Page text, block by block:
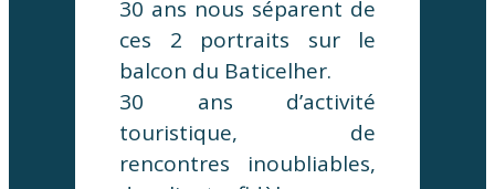
30 ans nous séparent de
ces 2 portraits sur le
balcon du Baticelher.
30 ans d’activité
touristique, de
rencontres inoubliables,